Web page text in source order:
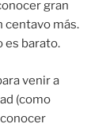
gran
centavo más.
es barato.
venir a
(como